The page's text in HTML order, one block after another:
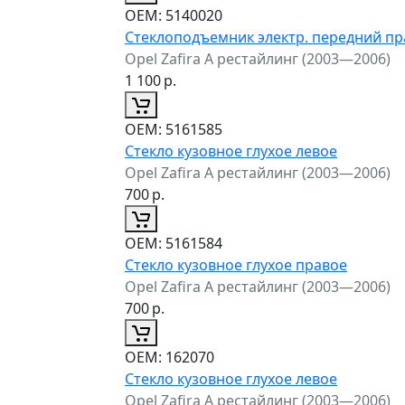
ОЕМ: 5140020
Стеклоподъемник электр. передний
Opel Zafira A рестайлинг (2003—2006)
1 100р.
ОЕМ: 5161585
Стекло кузовное глухое левое
Opel Zafira A рестайлинг (2003—2006)
700р.
ОЕМ: 5161584
Стекло кузовное глухое правое
Opel Zafira A рестайлинг (2003—2006)
700р.
ОЕМ: 162070
Стекло кузовное глухое левое
Opel Zafira A рестайлинг (2003—2006)